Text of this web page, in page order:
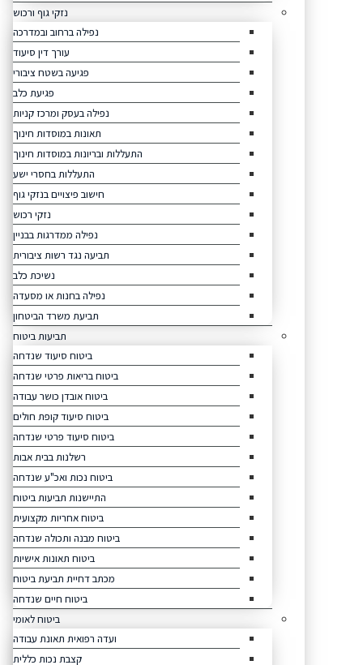
נזקי גוף ורכוש
נפילה ברחוב ובמדרכה
עורך דין סיעוד
פגיעה בשטח ציבורי
פגיעת כלב
נפילה בעסק ומרכז קניות
תאונות במוסדות חינוך
התעללות ובריונות במוסדות חינוך
התעללות בחסרי ישע
חישוב פיצויים בנזקי גוף
נזקי רכוש
נפילה ממדרגות בבניין
תביעה נגד רשות ציבורית
נשיכת כלב
נפילה בחנות או מסעדה
תביעת משרד הביטחון
תביעות ביטוח
ביטוח סיעוד שנדחה
ביטוח בריאות פרטי שנדחה
ביטוח אובדן כושר עבודה
ביטוח סיעוד קופת חולים
ביטוח סיעוד פרטי שנדחה
רשלנות בבית אבות
ביטוח נכות ואכ"ע שנדחה
התיישנות תביעות ביטוח
ביטוח אחריות מקצועית
ביטוח מבנה ותכולה שנדחה
ביטוח תאונות אישיות
מכתב דחיית תביעת ביטוח
ביטוח חיים שנדחה
ביטוח לאומי
ועדה רפואית תאונת עבודה
קצבת נכות כללית